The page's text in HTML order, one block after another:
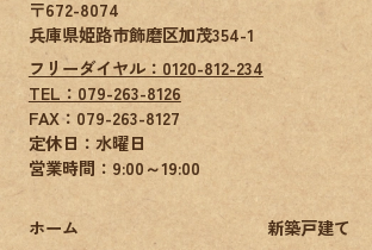
〒672-8074
兵庫県姫路市飾磨区加茂354-1
フリーダイヤル：0120-812-234
TEL：079-263-8126
FAX： 079-263-8127
定休日：水曜日
営業時間：9:00～19:00
ホーム
新築戸建て